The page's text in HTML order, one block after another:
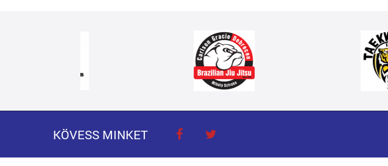
KÖVESS MINKET